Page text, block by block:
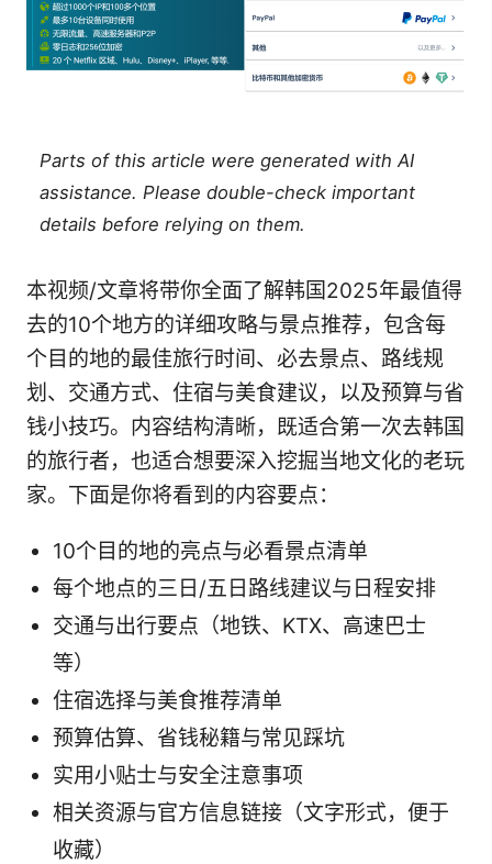
Parts of this article were generated with AI
assistance. Please double-check important
details before relying on them.
本视频/文章将带你全面了解韩国2025年最值得
去的10个地方的详细攻略与景点推荐，包含每
个目的地的最佳旅行时间、必去景点、路线规
划、交通方式、住宿与美食建议，以及预算与省
钱小技巧。内容结构清晰，既适合第一次去韩国
的旅行者，也适合想要深入挖掘当地文化的老玩
家。下面是你将看到的内容要点：
10个目的地的亮点与必看景点清单
每个地点的三日/五日路线建议与日程安排
交通与出行要点（地铁、KTX、高速巴士
等）
住宿选择与美食推荐清单
预算估算、省钱秘籍与常见踩坑
实用小贴士与安全注意事项
相关资源与官方信息链接（文字形式，便于
收藏）